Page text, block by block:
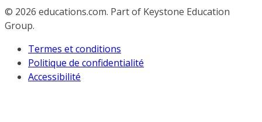
© 2026 educations.com. Part of Keystone Education
Group.
Termes et conditions
Politique de confidentialité
Accessibilité